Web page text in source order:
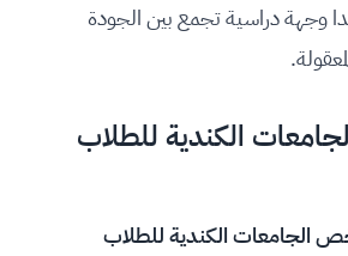
وجهة دراسية تجمع بين الجودة
الكندية للطلاب
الجامعات الكندية للطلاب